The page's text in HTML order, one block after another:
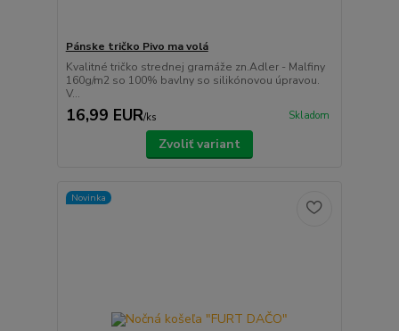
Pánske tričko Pivo ma volá
Kvalitné tričko strednej gramáže zn.Adler - Malfiny
160g/m2 so 100% bavlny so silikónovou úpravou.
V...
16,99 EUR/ks Skladom
Zvoliť variant
Novinka